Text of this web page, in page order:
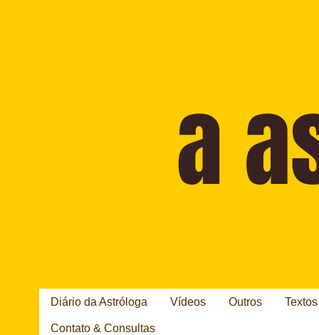
Diário da Astróloga Vídeos Outros
Contato & Consultas